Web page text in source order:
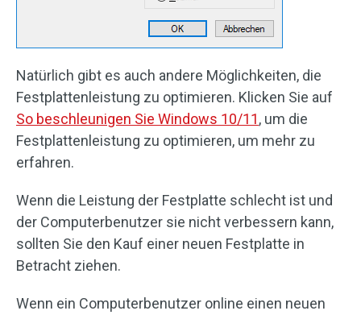
Natürlich gibt es auch andere Möglichkeiten, die
Festplattenleistung zu optimieren. Klicken Sie auf
So beschleunigen Sie Windows 10/11, um die
Festplattenleistung zu optimieren, um mehr zu
erfahren.
Wenn die Leistung der Festplatte schlecht ist und
der Computerbenutzer sie nicht verbessern kann,
sollten Sie den Kauf einer neuen Festplatte in
Betracht ziehen.
Wenn ein Computerbenutzer online einen neuen